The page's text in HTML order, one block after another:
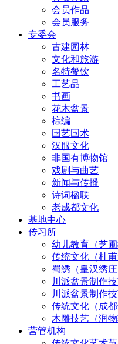
会员作品
会员服务
专委会
古建园林
文化和旅游
名特餐饮
工艺品
书画
花木盆景
棕编
国艺国术
汉服文化
非国有博物馆
戏剧与曲艺
新闻与传播
诗词楹联
老成都文化
基地中心
传习所
幼儿教育（芝圃
传统文化（杜甫
蜀绣（皇汉绣庄
川派盆景制作
川派盆景制作
传统文化（成都
木雕技艺（润物
营管机构